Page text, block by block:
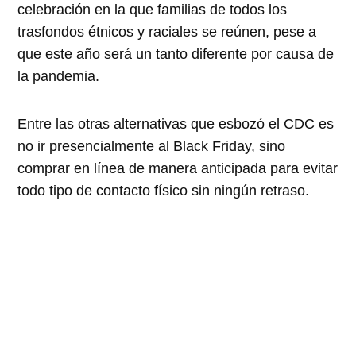
celebración en la que familias de todos los
trasfondos étnicos y raciales se reúnen, pese a
que este año será un tanto diferente por causa de
la pandemia.
Entre las otras alternativas que esbozó el CDC es
no ir presencialmente al Black Friday, sino
comprar en línea de manera anticipada para evitar
todo tipo de contacto físico sin ningún retraso.